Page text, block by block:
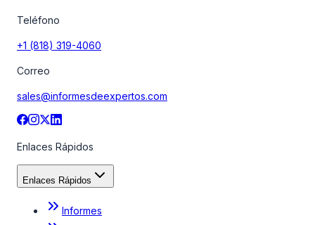
Teléfono
+1 (818) 319-4060
Correo
sales@informesdeexpertos.com
Enlaces Rápidos
Enlaces Rápidos
Informes